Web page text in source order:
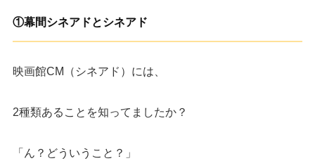
①幕間シネアドとシネアド
映画館CM（シネアド）には、
2種類あることを知ってましたか？
「ん？どういうこと？」